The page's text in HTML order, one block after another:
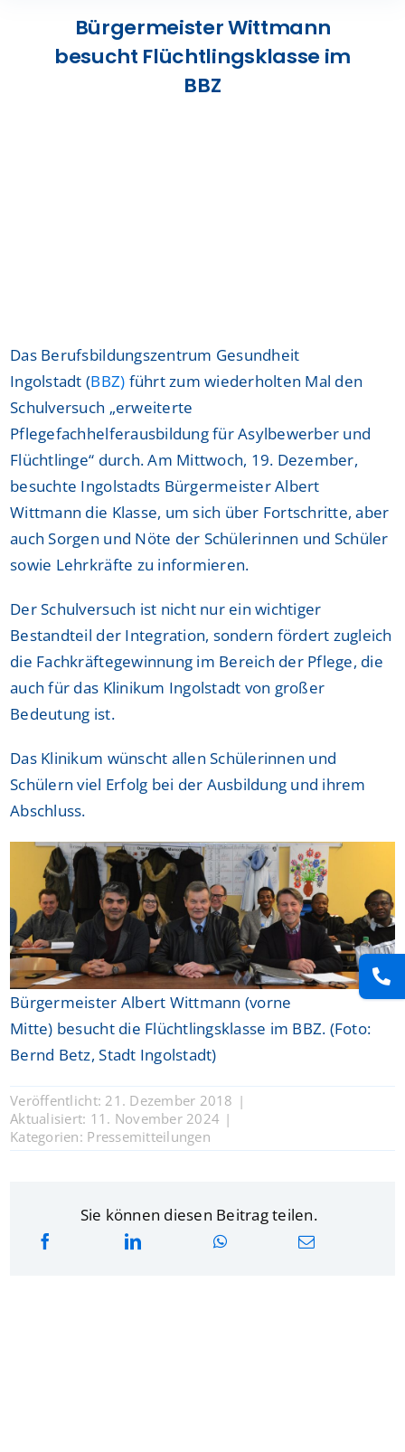
Bürgermeister Wittmann
besucht Flüchtlingsklasse im
BBZ
Das Berufsbildungszentrum Gesundheit
Ingolstadt (BBZ) führt zum wiederholten Mal den
Schulversuch „erweiterte
Pflegefachhelferausbildung für Asylbewerber und
Flüchtlinge“ durch. Am Mittwoch, 19. Dezember,
besuchte Ingolstadts Bürgermeister Albert
Wittmann die Klasse, um sich über Fortschritte, aber
auch Sorgen und Nöte der Schülerinnen und Schüler
sowie Lehrkräfte zu informieren.
Der Schulversuch ist nicht nur ein wichtiger
Bestandteil der Integration, sondern fördert zugleich
die Fachkräftegewinnung im Bereich der Pflege, die
auch für das Klinikum Ingolstadt von großer
Bedeutung ist.
Das Klinikum wünscht allen Schülerinnen und
Schülern viel Erfolg bei der Ausbildung und ihrem
Abschluss.
Bürgermeister Albert Wittmann (vorne
Mitte) besucht die Flüchtlingsklasse im BBZ. (Foto:
Bernd Betz, Stadt Ingolstadt)
Veröffentlicht: 21. Dezember 2018 |
Aktualisiert: 11. November 2024 |
Kategorien: Pressemitteilungen
Sie können diesen Beitrag teilen.